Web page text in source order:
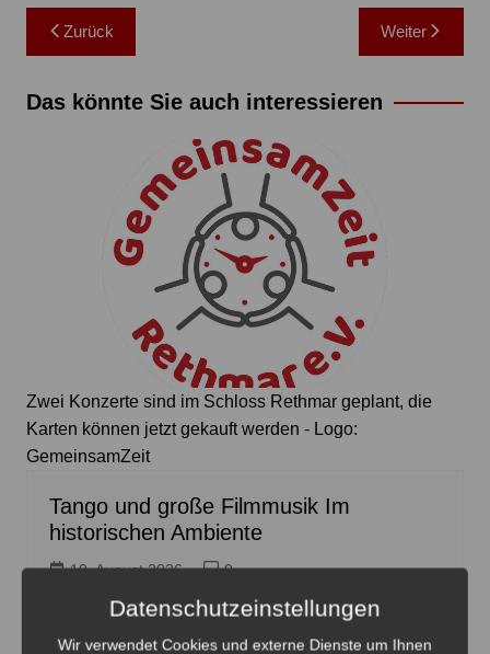
Beitragsnavigation
Zurück Weiter
Das könnte Sie auch interessieren
Zwei Konzerte sind im Schloss Rethmar geplant, die
Karten können jetzt gekauft werden - Logo:
GemeinsamZeit
Tango und große Filmmusik Im
historischen Ambiente
10. August 2026 0
Datenschutzeinstellungen
Wir verwendet Cookies und externe Dienste um Ihnen